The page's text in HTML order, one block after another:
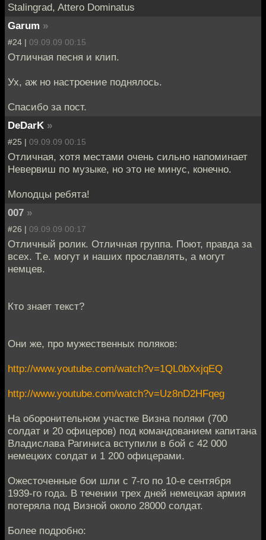
Stalingrad, Attero Dominatus
Garum »
#24 | 09.09.09 00:15
Отличная песня и клип.
Ух, аж но настроение поднялось.
Спасибо за пост.
DeDarK »
#25 | 09.09.09 00:15
Отличная, хотя местами очень сильно напоминает
Невервиш по музыке, но это не минус, конечно.
Молодцы ребята!
007 »
#26 | 09.09.09 00:17
Отличный ролик. Отличная группа. Поют, правда за
всех. Т.е. могут и наших прославлять, а могут
немцев.
Кто знает текст?
Они же, про мужественных поляков:
http://www.youtube.com/watch?v=1QL0bXxjqEQ
http://www.youtube.com/watch?v=Uz8nD2HFqeg
На оборонительном участке Визна поляки (700
солдат и 20 офицеров) под командованием капитана
Владислава Рагиниса вступили в бой с 42 000
немецких солдат и 1 200 офицерами.
Ожесточенные бои шли с 7-го по 10-е сентября
1939-го года. В течении трех дней немецкая армия
потеряла под Визной около 28000 солдат.
Более подробно: